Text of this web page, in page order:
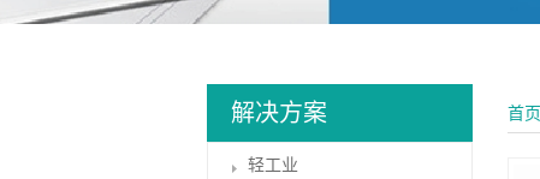
解决方案
轻工业
首页